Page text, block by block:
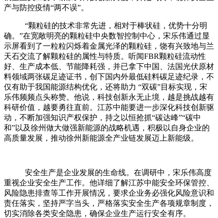
产与防控疫情“两不误”。
“颗粒硅的技术非常先进，相对于棒状硅，优势十分明
确。”在宽敞明亮的颗粒硅中央数智控制中心，宋乐伟通过显
示屏看到了一粒粒闪烁着金属光泽的颗粒硅，饶有兴致地与兰
天石交流了解颗粒硅的属性与特质。听闻FBR颗粒硅流动性
好、生产成本低、节能降耗强，并已拿下中国、法国光伏原材
料领域两张碳足迹证书，创下国内外最低硅料碳足迹纪录，不
仅有助于我国能源结构优化，还将助力 “双碳”目标实现，宋
乐伟频频点头称赞。他说，科技创新永无止境，越是挑战越有
科研价值，越要勇往直前。江苏中能要进一步深化科技创新驱
动，不断加强知识产权保护，持之以恒抢抓“碳达峰”“碳中
和”以及徐州做大做强新能源的战略机遇，积极以自身企业的
高质量发展，推动徐州新能源全产业链发展迈上新能级。
安全生产是企业发展的生命线。在调研中，宋乐伟高度
重视企业安全生产工作。他详细了解江苏中能安全环保管控、
风险隐患排查等工作开展情况，要求企业务必强化风险意识和
责任落实，坚持严字当头，严格落实安全生产各项规章制度，
切实消除各类安全隐患，确保企业生产运行安全有序。